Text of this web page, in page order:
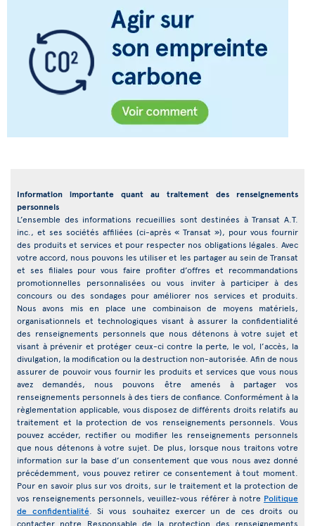
Information importante quant au traitement des renseignements
personnels
L’ensemble des informations recueillies sont destinées à Transat A.T.
inc., et ses sociétés affiliées (ci-après « Transat »), pour vous fournir
des produits et services et pour respecter nos obligations légales. Avec
votre accord, nous pouvons les utiliser et les partager au sein de Transat
et ses filiales pour vous faire profiter d’offres et recommandations
promotionnelles personnalisées ou vous inviter à participer à des
concours ou des sondages pour améliorer nos services et produits.
Nous avons mis en place une combinaison de moyens matériels,
organisationnels et technologiques visant à assurer la confidentialité
des renseignements personnels que nous détenons à votre sujet et
visant à prévenir et protéger ceux-ci contre la perte, le vol, l’accès, la
divulgation, la modification ou la destruction non-autorisée. Afin de nous
assurer de pouvoir vous fournir les produits et services que vous nous
avez demandés, nous pouvons être amenés à partager vos
renseignements personnels à des tiers de confiance. Conformément à la
règlementation applicable, vous disposez de différents droits relatifs au
traitement et la protection de vos renseignements personnels. Vous
pouvez accéder, rectifier ou modifier les renseignements personnels
que nous détenons à votre sujet. De plus, lorsque nous traitons votre
information sur la base d’un consentement que vous nous avez donné
précédemment, vous pouvez retirer ce consentement à tout moment.
Pour en savoir plus sur vos droits, sur le traitement et la protection de
vos renseignements personnels, veuillez-vous référer à notre Politique
de confidentialité. Si vous souhaitez exercer un de ces droits ou
contacter notre Responsable de la protection des renseignements